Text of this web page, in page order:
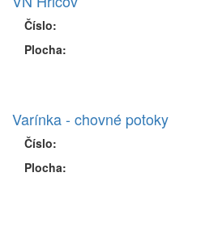
Číslo:
Plocha:
Varínka - chovné potoky
Číslo:
Plocha: